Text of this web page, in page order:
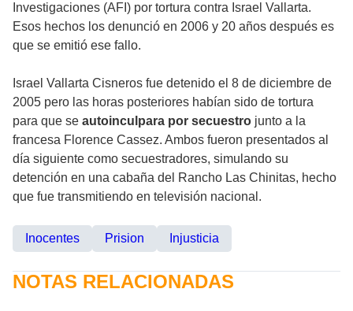
Investigaciones (AFI) por tortura contra Israel Vallarta.
Esos hechos los denunció en 2006 y 20 años después es
que se emitió ese fallo.
Israel Vallarta Cisneros fue detenido el 8 de diciembre de
2005 pero las horas posteriores habían sido de tortura
para que se autoinculpara por secuestro junto a la
francesa Florence Cassez. Ambos fueron presentados al
día siguiente como secuestradores, simulando su
detención en una cabaña del Rancho Las Chinitas, hecho
que fue transmitiendo en televisión nacional.
Inocentes Prision Injusticia
NOTAS RELACIONADAS